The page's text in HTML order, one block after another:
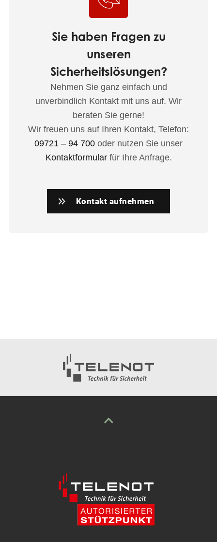
Sie haben Fragen zu
unseren
Sicherheitslösungen?
Nehmen Sie ganz einfach und
unverbindlich Kontakt mit uns auf. Wir
beraten Sie gerne!
Wir freuen uns auf Ihren Kontakt, Telefon:
09721 – 94 700 oder nutzen Sie unser
Kontaktformularfür Ihre Anfrage.
Kontakt aufnehmen